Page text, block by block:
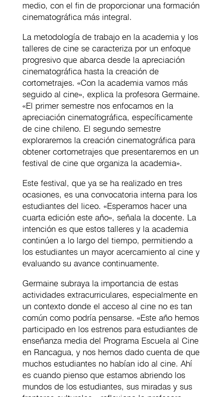
medio, con el fin de proporcionar una formación
cinematográfica más integral.
La metodología de trabajo en la academia y los
talleres de cine se caracteriza por un enfoque
progresivo que abarca desde la apreciación
cinematográfica hasta la creación de
cortometrajes. «Con la academia vamos más
seguido al cine», explica la profesora Germaine.
«El primer semestre nos enfocamos en la
apreciación cinematográfica, específicamente
de cine chileno. El segundo semestre
exploraremos la creación cinematográfica para
obtener cortometrajes que presentaremos en un
festival de cine que organiza la academia».
Este festival, que ya se ha realizado en tres
ocasiones, es una convocatoria interna para los
estudiantes del liceo. «Esperamos hacer una
cuarta edición este año», señala la docente. La
intención es que estos talleres y la academia
continúen a lo largo del tiempo, permitiendo a
los estudiantes un mayor acercamiento al cine y
evaluando su avance continuamente.
Germaine subraya la importancia de estas
actividades extracurriculares, especialmente en
un contexto donde el acceso al cine no es tan
común como podría pensarse. «Este año hemos
participado en los estrenos para estudiantes de
enseñanza media del Programa Escuela al Cine
en Rancagua, y nos hemos dado cuenta de que
muchos estudiantes no habían ido al cine. Ahí
es cuando pienso que estamos abriendo los
mundos de los estudiantes, sus miradas y sus